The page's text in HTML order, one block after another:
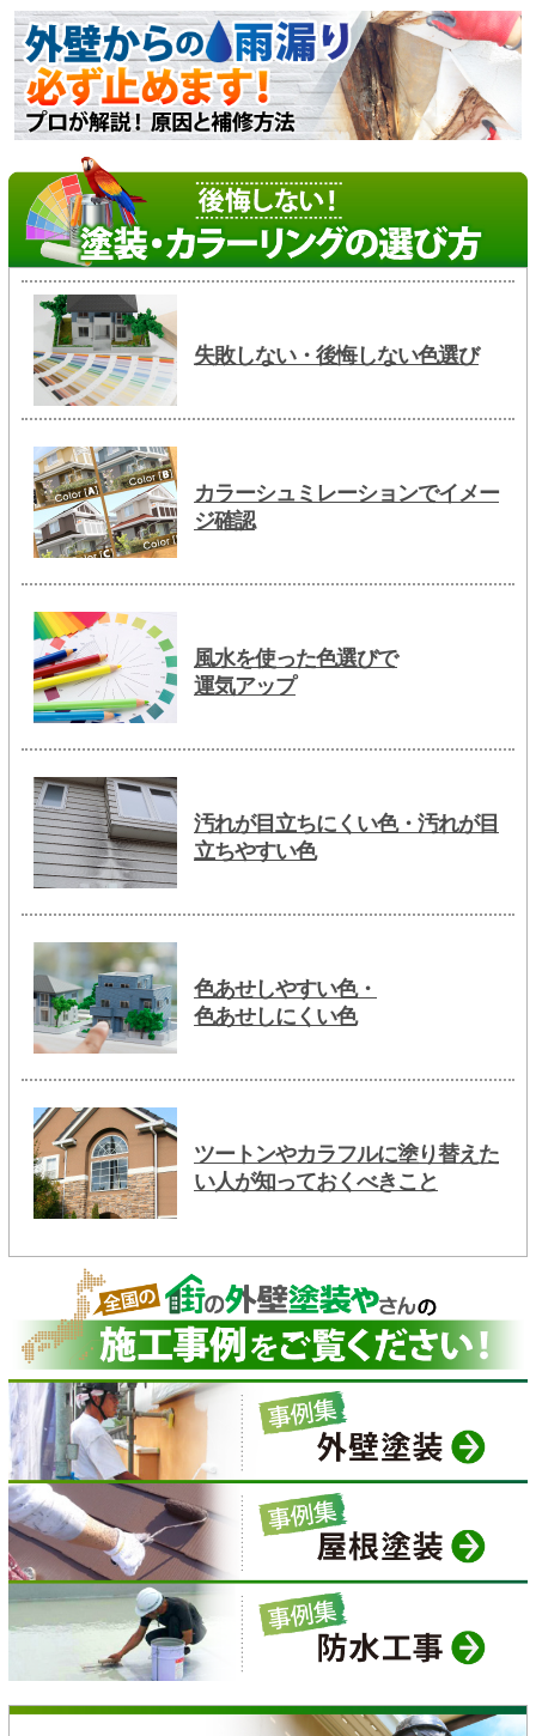
失敗しない・後悔しない色選び
カラーシュミレーションでイメー
ジ確認
風水を使った色選びで
運気アップ
汚れが目立ちにくい色・汚れが目
立ちやすい色
色あせしやすい色・
色あせしにくい色
ツートンやカラフルに塗り替えた
い人が知っておくべきこと